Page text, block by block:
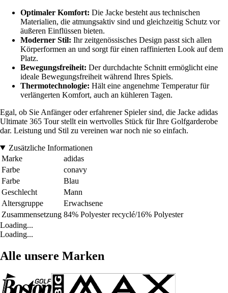
Optimaler Komfort: Die Jacke besteht aus technischen
Materialien, die atmungsaktiv sind und gleichzeitig Schutz vor
äußeren Einflüssen bieten.
Moderner Stil: Ihr zeitgenössisches Design passt sich allen
Körperformen an und sorgt für einen raffinierten Look auf dem
Platz.
Bewegungsfreiheit: Der durchdachte Schnitt ermöglicht eine
ideale Bewegungsfreiheit während Ihres Spiels.
Thermotechnologie: Hält eine angenehme Temperatur für
verlängerten Komfort, auch an kühleren Tagen.
Egal, ob Sie Anfänger oder erfahrener Spieler sind, die Jacke adidas
Ultimate 365 Tour stellt ein wertvolles Stück für Ihre Golfgarderobe
dar. Leistung und Stil zu vereinen war noch nie so einfach.
Zusätzliche Informationen
Marke
adidas
Farbe
conavy
Farbe
Blau
Geschlecht
Mann
Altersgruppe
Erwachsene
Zusammensetzung 84% Polyester recyclé/16% Polyester
Loading...
Loading...
Alle unsere Marken